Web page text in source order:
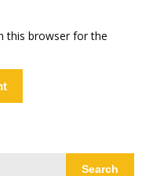
this browser for the
Search